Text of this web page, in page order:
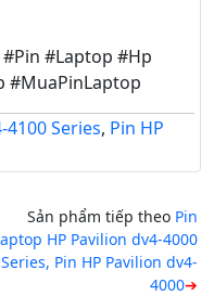
#Laptop #Hp
#MuaPinLaptop
Series, Pin HP
Sản phẩm tiếp theo Pin
HP Pavilion dv4-4000
Series, Pin HP Pavilion dv4-
4000